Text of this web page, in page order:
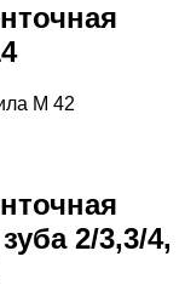
2/3,3/4,